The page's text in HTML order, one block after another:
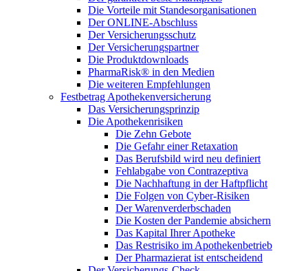
Die Vorteile mit Standesorganisationen
Der ONLINE-Abschluss
Der Versicherungsschutz
Der Versicherungspartner
Die Produktdownloads
PharmaRisk® in den Medien
Die weiteren Empfehlungen
Festbetrag Apothekenversicherung
Das Versicherungsprinzip
Die Apothekenrisiken
Die Zehn Gebote
Die Gefahr einer Retaxation
Das Berufsbild wird neu definiert
Fehlabgabe von Contrazeptiva
Die Nachhaftung in der Haftpflicht
Die Folgen von Cyber-Risiken
Der Warenverderbschaden
Die Kosten der Pandemie absichern
Das Kapital Ihrer Apotheke
Das Restrisiko im Apothekenbetrieb
Der Pharmazierat ist entscheidend